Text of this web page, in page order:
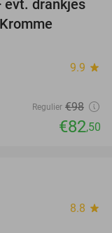
16%
evt. drankjes
9.9 star
Regulier €98
€82,50
8.8 star